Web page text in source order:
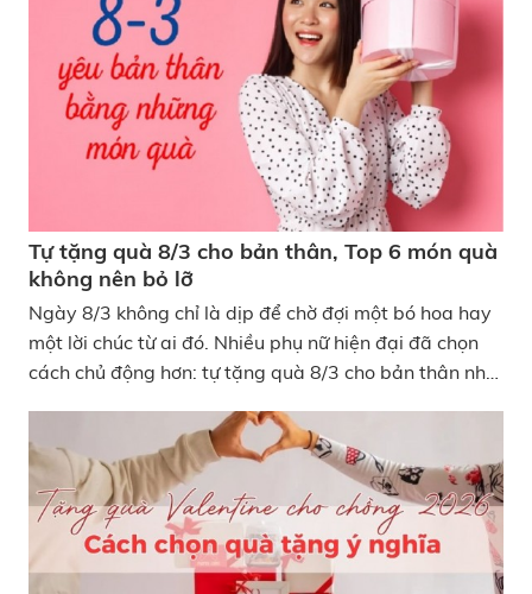
làm việc.
Tự tặng quà 8/3 cho bản thân, Top 6 món quà
không nên bỏ lỡ
Ngày 8/3 không chỉ là dịp để chờ đợi một bó hoa hay
một lời chúc từ ai đó. Nhiều phụ nữ hiện đại đã chọn
cách chủ động hơn: tự tặng quà 8/3 cho bản thân như
đó là cách yêu thương chính mình đúng nghĩa. Nếu
bạn đang băn khoăn nên chọn quà 8/3 cho bản thân
thế nào để vừa ý nghĩa vừa có giá trị lâu dài, danh
sách dưới đây sẽ giúp bạn dễ dàng đưa ra quyết
định. Các cô gái ngày càng biết yêu thương bản thân
nhiều hơn